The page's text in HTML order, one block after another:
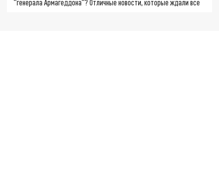
"генерала Армагеддона"? Отличные новости, которые ждали все